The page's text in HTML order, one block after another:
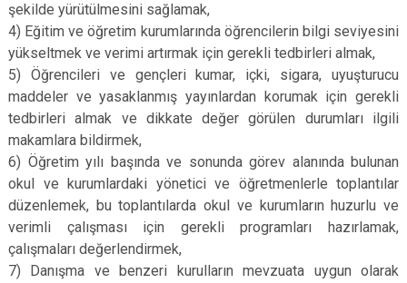
şekilde yürütülmesini sağlamak,
4) Eğitim ve öğretim kurumlarında öğrencilerin bilgi seviyesini
yükseltmek ve verimi artırmak için gerekli tedbirleri almak,
5) Öğrencileri ve gençleri kumar, içki, sigara, uyuşturucu
maddeler ve yasaklanmış yayınlardan korumak için gerekli
tedbirleri almak ve dikkate değer görülen durumları ilgili
makamlara bildirmek,
6) Öğretim yılı başında ve sonunda görev alanında bulunan
okul ve kurumlardaki yönetici ve öğretmenlerle toplantılar
düzenlemek, bu toplantılarda okul ve kurumların huzurlu ve
verimli çalışması için gerekli programları hazırlamak,
çalışmaları değerlendirmek,
7) Danışma ve benzeri kurulların mevzuata uygun olarak